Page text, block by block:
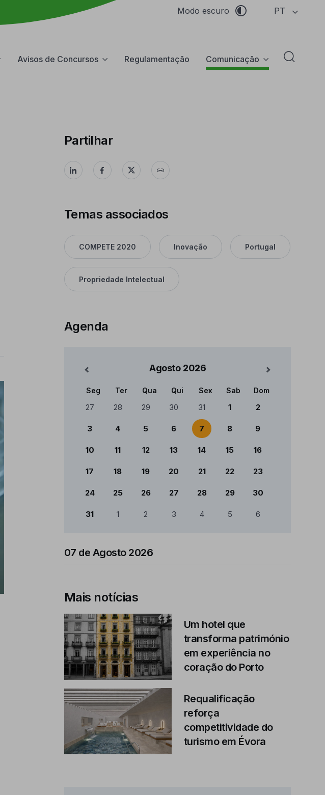
Modo escuro PT
Avisos de Concursos Regulamentação Comunicação Abrir
Partilhar
Temas associados
COMPETE 2020 Inovação Portugal
Propriedade Intelectual
Agenda
Agosto 2026
Mês Anterior Mês Seguinte
Calendário
Seg Ter Qua Qui Sex Sab Dom
27 28 29 30 31 1 2
3 4 5 6 7 8 9
10 11 12 13 14 15 16
17 18 19 20 21 22 23
24 25 26 27 28 29 30
31 1 2 3 4 5 6
07 de Agosto 2026
Mais notícias
Um hotel que
transforma património
em experiência no
coração do Porto
Requalificação
reforça
competitividade do
turismo em Évora